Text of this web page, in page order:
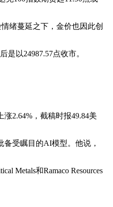
绪蔓延之下，金价也因此创
是以24987.57点收市。
2.64%，截稿时报49.84美
备受瞩目的AI模型。他说，
Metals和Ramaco Resources